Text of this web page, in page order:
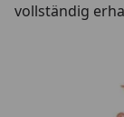
vollständig